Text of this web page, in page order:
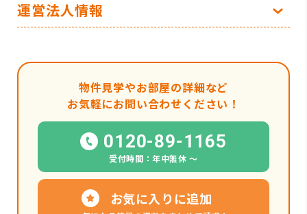
運営法人情報
物件見学やお部屋の詳細など
お気軽にお問い合わせください！
0120-89-1165
受付時間：年中無休 〜
お気に入りに追加